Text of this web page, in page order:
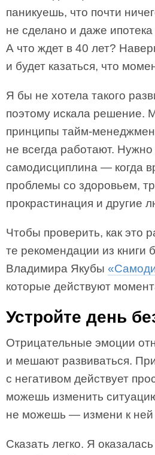
паникуешь, что почти
не сделано и даже
А что ждет в 40 лет?
и будет казаться, что
Я бы не хотела такого
поэтому искала решение.
принципы тайм-
не всегда работают.
самодисциплина — когда
проблемы со здоровьем,
прокрастинация и другие
Чтобы проверить, как это
те рекомендации из книги
Владимира Якубы
которые действуют
Устройте день
Отрицательные эмоции
и мешают развиваться.
с негативом действует
можешь изменить
не можешь — измени к
Сказать легко. Я